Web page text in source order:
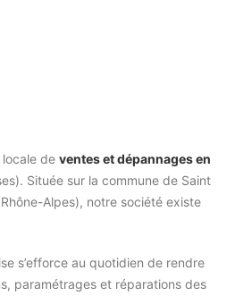
de ventes et dépannages en
Située sur la commune de Saint
Alpes), notre société existe
s’efforce au quotidien de rendre
paramétrages et réparations des